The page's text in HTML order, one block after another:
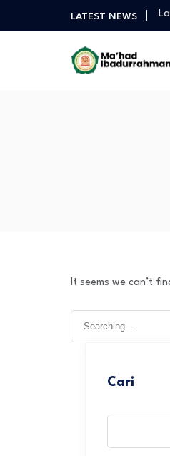
LATEST NEWS
It seems we can’t
Cari